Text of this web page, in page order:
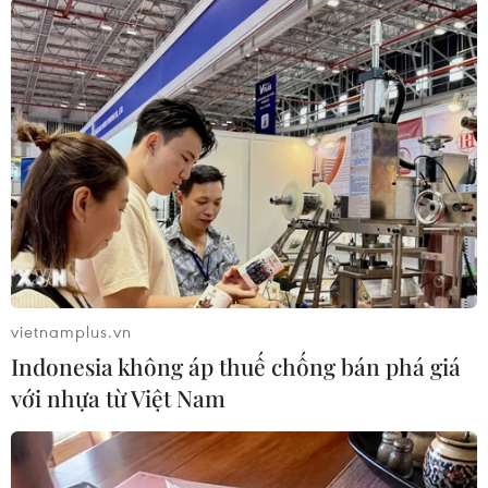
Theo dõi VietnamPlus
TIN LIÊN QUAN
vietnamplus.vn
Indonesia không áp thuế chống bán phá giá
với nhựa từ Việt Nam